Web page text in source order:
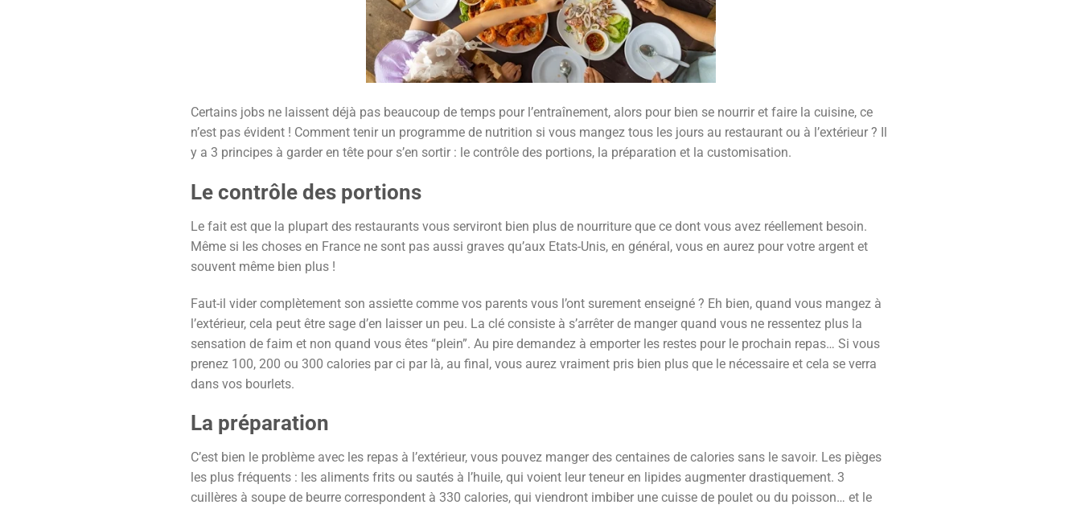
Certains jobs ne laissent déjà pas beaucoup de temps pour l’entraînement, alors pour bien se nourrir et faire la cuisine, ce
n’est pas évident ! Comment tenir un programme de nutrition si vous mangez tous les jours au restaurant ou à l’extérieur ? Il
y a 3 principes à garder en tête pour s’en sortir : le contrôle des portions, la préparation et la customisation.
Le contrôle des portions
Le fait est que la plupart des restaurants vous serviront bien plus de nourriture que ce dont vous avez réellement besoin.
Même si les choses en France ne sont pas aussi graves qu’aux Etats-Unis, en général, vous en aurez pour votre argent et
souvent même bien plus !
Faut-il vider complètement son assiette comme vos parents vous l’ont surement enseigné ? Eh bien, quand vous mangez à
l’extérieur, cela peut être sage d’en laisser un peu. La clé consiste à s’arrêter de manger quand vous ne ressentez plus la
sensation de faim et non quand vous êtes “plein”. Au pire demandez à emporter les restes pour le prochain repas… Si vous
prenez 100, 200 ou 300 calories par ci par là, au final, vous aurez vraiment pris bien plus que le nécessaire et cela se verra
dans vos bourlets.
La préparation
C’est bien le problème avec les repas à l’extérieur, vous pouvez manger des centaines de calories sans le savoir. Les pièges
les plus fréquents : les aliments frits ou sautés à l’huile, qui voient leur teneur en lipides augmenter drastiquement. 3
cuillères à soupe de beurre correspondent à 330 calories, qui viendront imbiber une cuisse de poulet ou du poisson… et le